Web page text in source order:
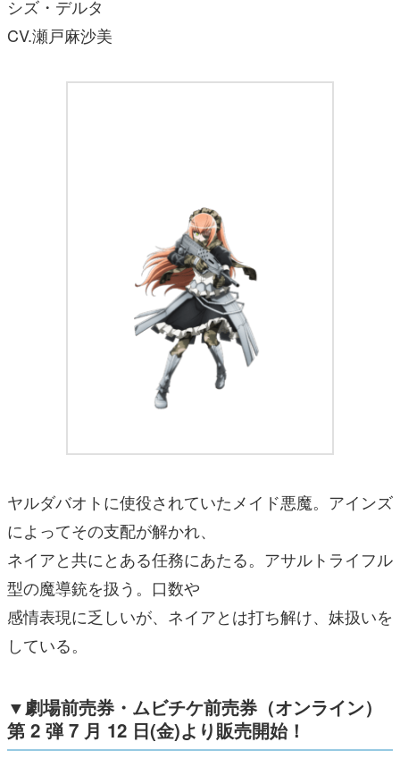
シズ・デルタ
CV.瀬戸麻沙美
ヤルダバオトに使役されていたメイド悪魔。アインズ
によってその支配が解かれ、
ネイアと共にとある任務にあたる。アサルトライフル
型の魔導銃を扱う。口数や
感情表現に乏しいが、ネイアとは打ち解け、妹扱いを
している。
▼劇場前売券・ムビチケ前売券（オンライン）
第 2 弾 7 月 12 日(金)より販売開始！